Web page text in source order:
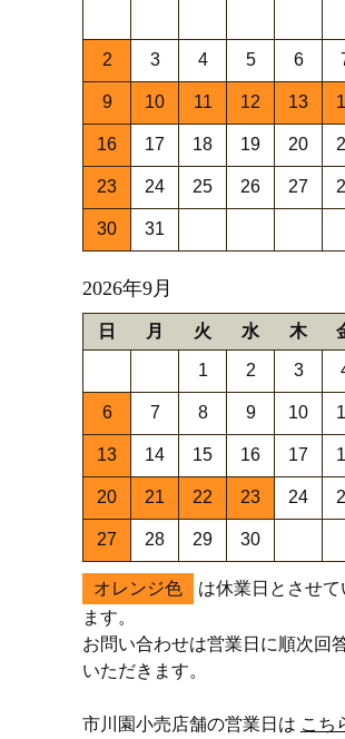
2 3 4 5 6
9 10 11 12 13
16 17 18 19 20
23 24 25 26 27
30 31
2026年9月
日 月 火 水 木
1 2 3
6 7 8 9 10
13 14 15 16 17
20 21 22 23 24
27 28 29 30
オレンジ色
は休業日とさせて
ます。
お問い合わせは営業日に順次回
いただきます。
市川園小売店舗の営業日は こち